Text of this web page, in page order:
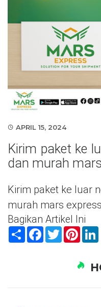
APRIL 15, 2024
Kirim paket ke
dan murah
Kirim paket ke luar
murah mars
Bagikan Artikel Ini
Share Facebook
Twitter